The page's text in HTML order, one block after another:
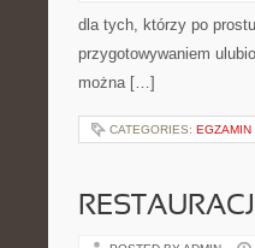
dla tych, którzy po
przygotowywaniem
można […]
CATEGORIES: EGZAMIN